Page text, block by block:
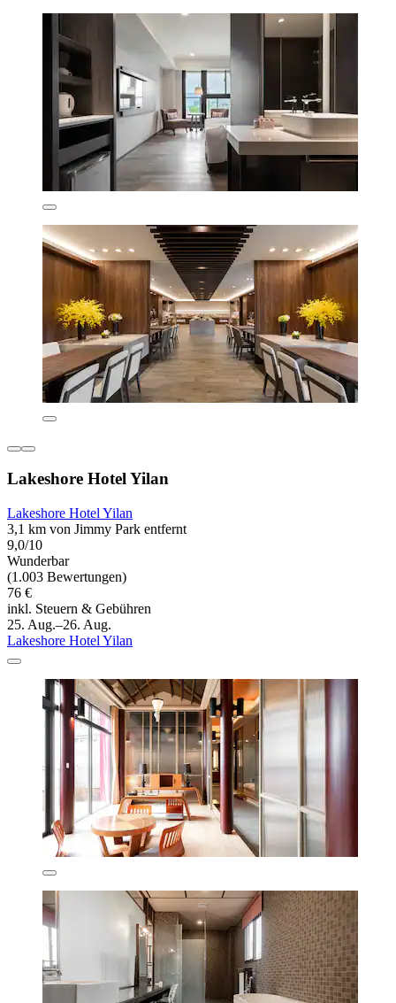
Lakeshore Hotel Yilan
Lakeshore Hotel Yilan
3,1 km von Jimmy Park entfernt
9,0/10
Wunderbar
(1.003 Bewertungen)
76 €
inkl. Steuern & Gebühren
25. Aug.–26. Aug.
Lakeshore Hotel Yilan